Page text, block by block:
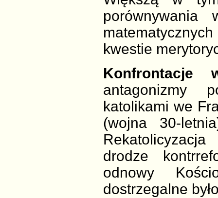
porównywania
kwestie
Konfrontacje
antagonizmy
katolikami we
(wojna 30-
drodze
odnowy
dostrzegalne